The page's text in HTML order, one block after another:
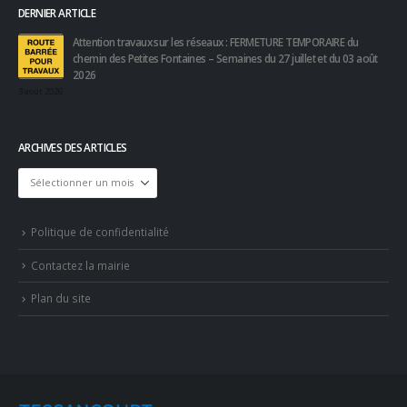
DERNIER ARTICLE
Attention travaux sur les réseaux : FERMETURE TEMPORAIRE du
chemin des Petites Fontaines – Semaines du 27 juillet et du 03 août
2026
ARCHIVES DES ARTICLES
Archives
des
Politique de confidentialité
Contactez la mairie
Plan du site